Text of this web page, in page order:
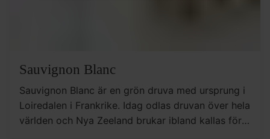
Sauvignon Blanc
Sauvignon Blanc är en grön druva med ursprung i
Loiredalen i Frankrike. Idag odlas druvan över hela
världen och Nya Zeeland brukar ibland kallas för